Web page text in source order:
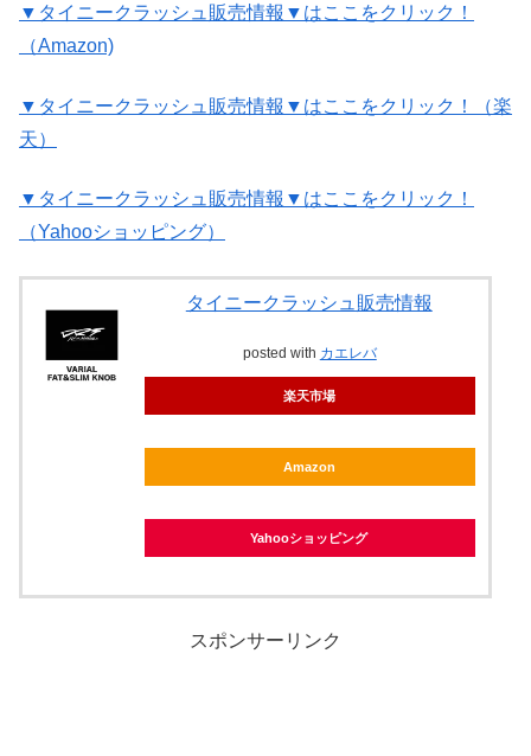
▼タイニークラッシュ販売情報▼はここをクリック！
（Amazon)
▼タイニークラッシュ販売情報▼はここをクリック！（楽
天）
▼タイニークラッシュ販売情報▼はここをクリック！
（Yahooショッピング）
タイニークラッシュ販売情報
posted with カエレバ
楽天市場
Amazon
Yahooショッピング
スポンサーリンク